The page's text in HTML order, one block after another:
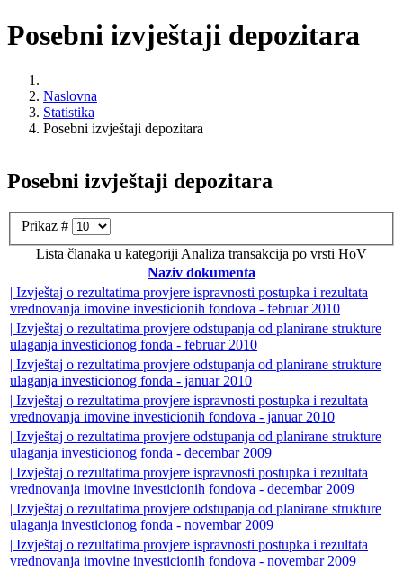
Posebni izvještaji depozitara
Naslovna
Statistika
Posebni izvještaji depozitara
Posebni izvještaji depozitara
Prikaz #
Lista članaka u kategoriji Analiza transakcija po vrsti HoV
Naziv dokumenta
| Izvještaj o rezultatima provjere ispravnosti postupka i rezultata
vrednovanja imovine investicionih fondova - februar 2010
| Izvještaj o rezultatima provjere odstupanja od planirane strukture
ulaganja investicionog fonda - februar 2010
| Izvještaj o rezultatima provjere odstupanja od planirane strukture
ulaganja investicionog fonda - januar 2010
| Izvještaj o rezultatima provjere ispravnosti postupka i rezultata
vrednovanja imovine investicionih fondova - januar 2010
| Izvještaj o rezultatima provjere odstupanja od planirane strukture
ulaganja investicionog fonda - decembar 2009
| Izvještaj o rezultatima provjere ispravnosti postupka i rezultata
vrednovanja imovine investicionih fondova - decembar 2009
| Izvještaj o rezultatima provjere odstupanja od planirane strukture
ulaganja investicionog fonda - novembar 2009
| Izvještaj o rezultatima provjere ispravnosti postupka i rezultata
vrednovanja imovine investicionih fondova - novembar 2009